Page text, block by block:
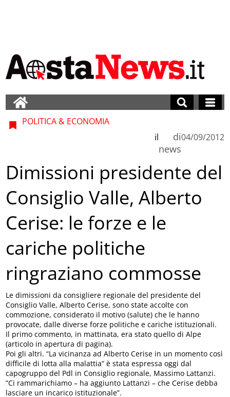
POLITICA & ECONOMIA
di
news
il 04/09/2012
Dimissioni presidente del
Consiglio Valle, Alberto
Cerise: le forze e le
cariche politiche
ringraziano commosse
Le dimissioni da consigliere regionale del presidente del
Consiglio Valle, Alberto Cerise, sono state accolte con
commozione, considerato il motivo (salute) che le hanno
provocate, dalle diverse forze politiche e cariche istituzionali.
Il primo commento, in mattinata, era stato quello di Alpe
(articolo in apertura di pagina).
Poi gli altri. “La vicinanza ad Alberto Cerise in un momento così
difficile di lotta alla malattia” è stata espressa oggi dal
capogruppo del Pdl in Consiglio regionale, Massimo Lattanzi.
”Ci rammarichiamo – ha aggiunto Lattanzi – che Cerise debba
lasciare un incarico istituzionale”.